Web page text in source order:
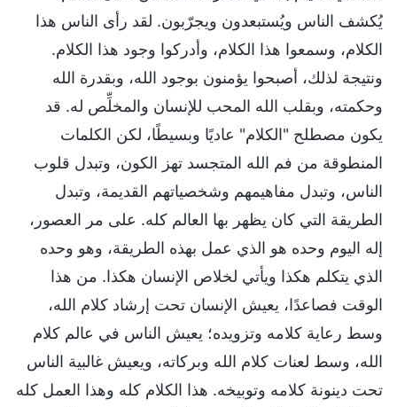
يُكشف الناس ويُستبعدون ويجرّبون. لقد رأى الناس هذا
الكلام، وسمعوا هذا الكلام، وأدركوا وجود هذا الكلام.
ونتيجة لذلك، أصبحوا يؤمنون بوجود الله، وبقدرة الله
وحكمته، وبقلب الله المحب للإنسان والمخلِّص له. قد
يكون مصطلح "الكلام" عاديًا وبسيطًا، لكن الكلمات
المنطوقة من فم الله المتجسد تهز الكون، وتبدل قلوب
الناس، وتبدل مفاهيمهم وشخصياتهم القديمة، وتبدل
الطريقة التي كان يظهر بها العالم كله. على مر العصور،
إله اليوم وحده هو الذي عمل بهذه الطريقة، وهو وحده
الذي يتكلم هكذا ويأتي لخلاص الإنسان هكذا. من هذا
الوقت فصاعدًا، يعيش الإنسان تحت إرشاد كلام الله،
وسط رعاية كلامه وتزويده؛ يعيش الناس في عالم كلام
الله، وسط لعنات كلام الله وبركاته، ويعيش غالبية الناس
تحت دينونة كلامه وتوبيخه. هذا الكلام كله وهذا العمل كله